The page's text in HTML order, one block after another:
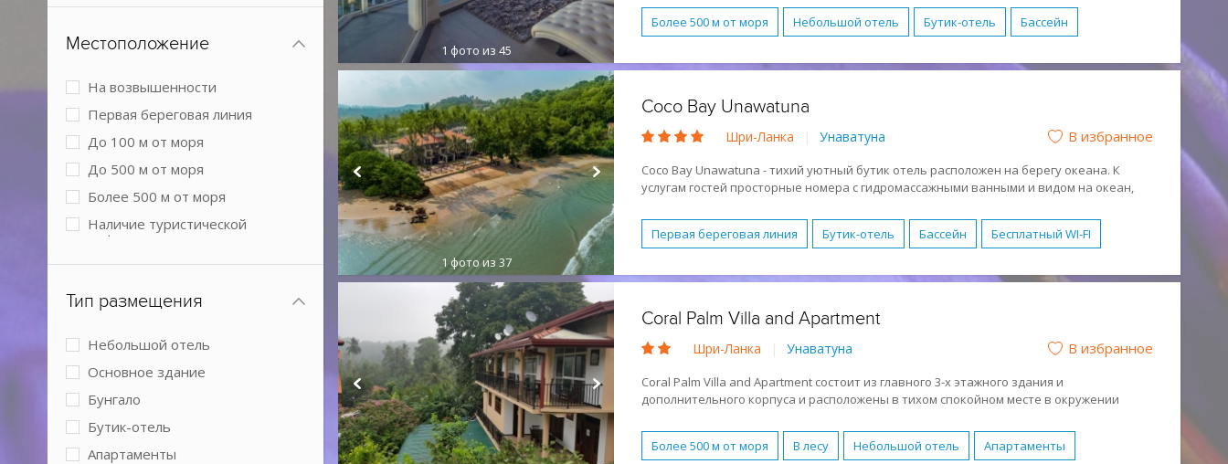
Местоположение
На возвышенности
Первая береговая линия
До 100 м от моря
До 500 м от моря
Более 500 м от моря
Наличие туристической
инфраструктуры рядом
В лесу
Тип размещения
Небольшой отель
Основное здание
Бунгало
Бутик-отель
Апартаменты
1 фото из 45
Более 500 м от моря Небольшой отель Бутик-отель
Бассейн
1фото из 37
Coco Bay Unawatuna
Шри-Ланка Унаватуна В избранное
Coco Bay Unawatuna - тихий уютный бутик отель расположен на берегу океана. К
услугам гостей просторные номера с гидромассажными ванными и видом на океан,
Первая береговая линия
Бутик-отель Бассейн
Бесплатный WI-FI
Романтический отдых
Спокойный отдых
Лежаки и зонтики бесплатно
Coral Palm Villa and Apartment
Шри-Ланка Унаватуна В избранное
Coral Palm Villa and Apartment состоит из главного 3-х этажного здания и
дополнительного корпуса и расположены в тихом спокойном месте в окружении
Более 500 м от моря
В лесу Небольшой отель
Апартаменты